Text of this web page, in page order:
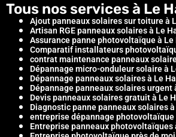
Tous nos services à Le
Ajout panneaux solaires sur toiture à
Artisan RGE panneaux solaires à Le
Assurance panne photovoltaïque à Le
Comparatif installateurs
contrat maintenance panneaux
Dépannage micro-onduleur solaire à
Dépannage panneaux solaires à Le
Dépannage panneaux solaires urgent
Devis panneaux solaires gratuit à Le
Diagnostic panne panneaux solaires
entreprise dépannage photovoltaïque
Entreprise panneaux photovoltaïques